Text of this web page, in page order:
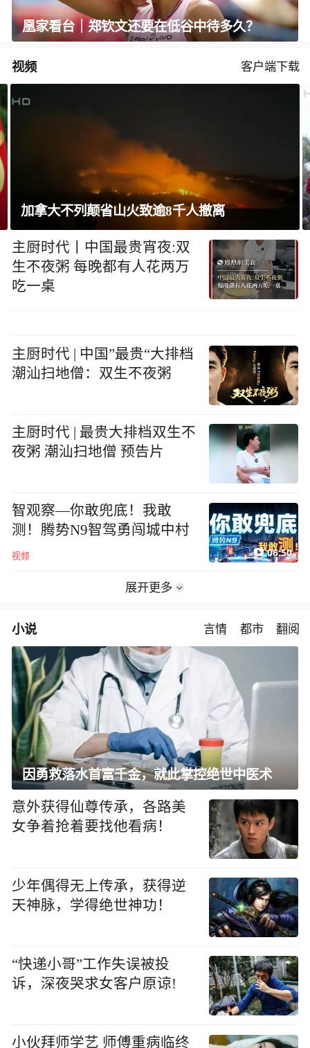
凰家看台｜郑钦文还要在低谷中待多久？
视频 客户端下载
巴西将与阿根廷外交关系降为代办级
主厨时代丨中国最贵宵夜:双
生不夜粥 每晚都有人花两万
吃一桌
主厨时代 | 中国”最贵“大排档
潮汕扫地僧：双生不夜粥
主厨时代 | 最贵大排档双生不
夜粥 潮汕扫地僧 预告片
智观察—你敢兜底！我敢
测！腾势N9智驾勇闯城中村
视频 06:50
展开更多
小说 言情 都市 翻阅
因勇救落水首富千金，就此掌控绝世中医术
意外获得仙尊传承，各路美
女争着抢着要找他看病！
少年偶得无上传承，获得逆
天神脉，学得绝世神功！
“快递小哥”工作失误被投
诉，深夜哭求女客户原谅!
小伙拜师学艺 师傅重病临终